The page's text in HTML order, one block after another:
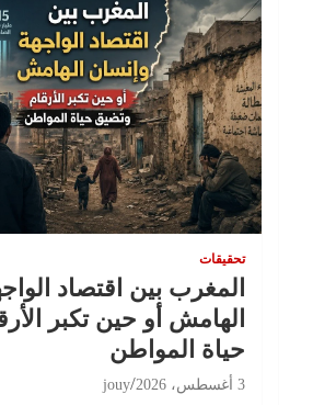
تحقيقات
المغرب بين اقتصاد
الهامش أو حين تكبر
حياة المواطن
3 أغسطس، 2026 jouy